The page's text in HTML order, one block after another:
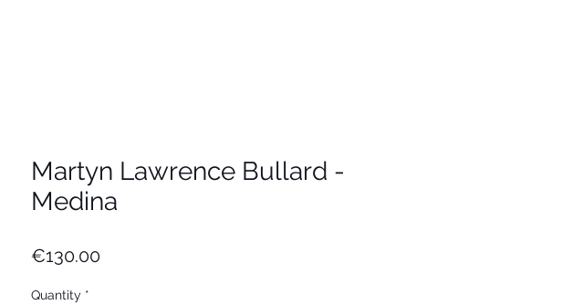
Martyn Lawrence Bullard -
Medina
€130.00Price
Quantity *